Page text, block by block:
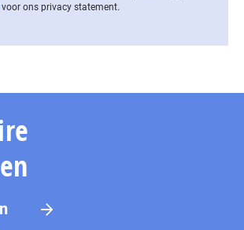
voor ons privacy statement.